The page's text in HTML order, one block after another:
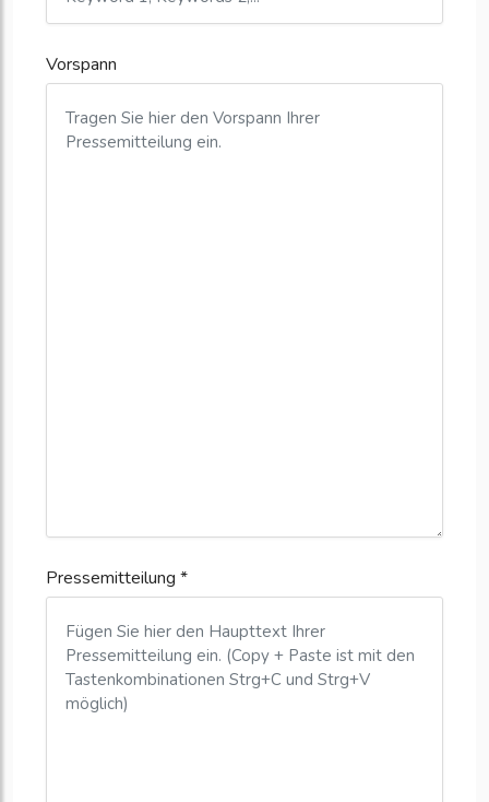
Vorspann
Pressemitteilung *